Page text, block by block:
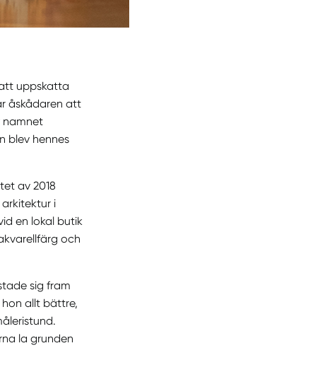
uppskatta
åskådaren att
namnet
blev hennes
av 2018
i
en lokal butik
och
sig fram
allt bättre,
la grunden